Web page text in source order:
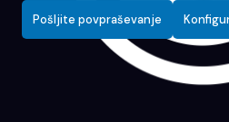
Pošljite povpraševanje